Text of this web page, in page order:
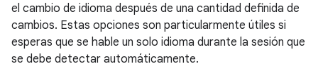
el cambio de idioma después de una cantidad definida de
cambios. Estas opciones son particularmente útiles si
esperas que se hable un solo idioma durante la sesión que
se debe detectar automáticamente.